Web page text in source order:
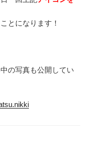
とになります！
の写真も公開してい